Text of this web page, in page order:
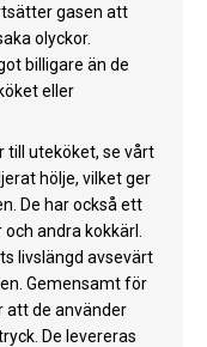
gasen att
olyckor.
billigare än de
eller
till uteköket, se vårt
hölje, vilket ger
De har också ett
andra kokkärl.
livslängd avsevärt
Gemensamt för
att de använder
De levereras